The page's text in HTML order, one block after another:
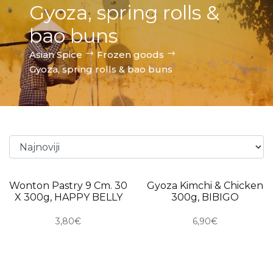
Gyoza, spring rolls &
bao buns
Asian Spice
Frozen goods
Gyoza, spring rolls & bao buns
Wonton Pastry 9 Cm. 30
X 300g, HAPPY BELLY
3,80€
USKORO
Gyoza Kimchi & Chicken
300g, BIBIGO
6,90€